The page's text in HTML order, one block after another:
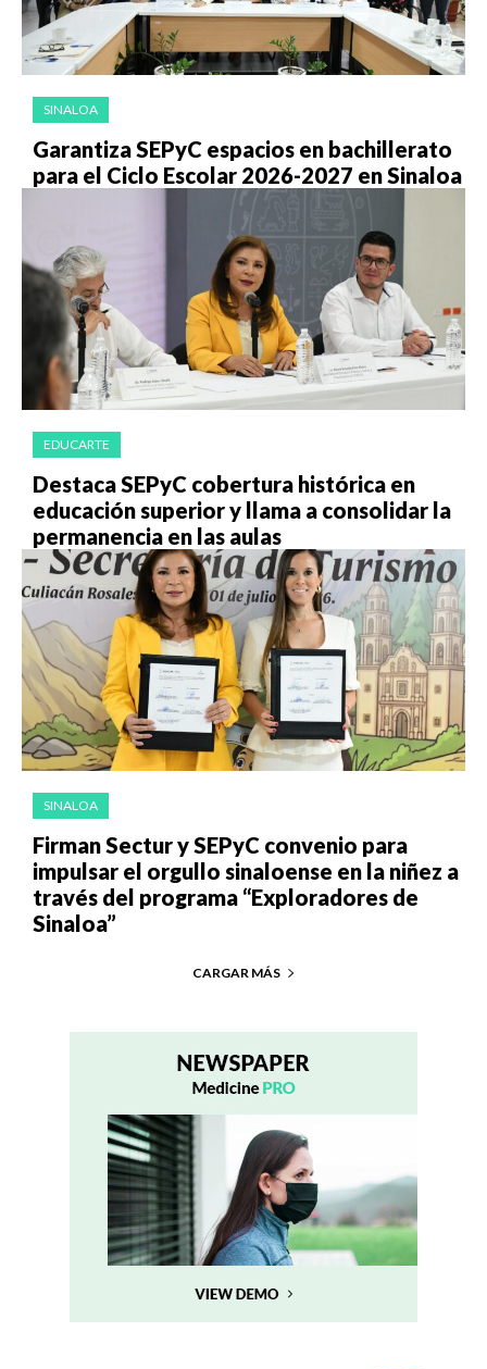
SINALOA
Garantiza SEPyC espacios en bachillerato
para el Ciclo Escolar 2026-2027 en Sinaloa
EDUCARTE
Destaca SEPyC cobertura histórica en
educación superior y llama a consolidar la
permanencia en las aulas
SINALOA
Firman Sectur y SEPyC convenio para
impulsar el orgullo sinaloense en la niñez a
través del programa “Exploradores de
Sinaloa”
CARGAR MÁS